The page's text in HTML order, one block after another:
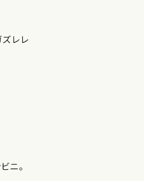
レレ
ニ。